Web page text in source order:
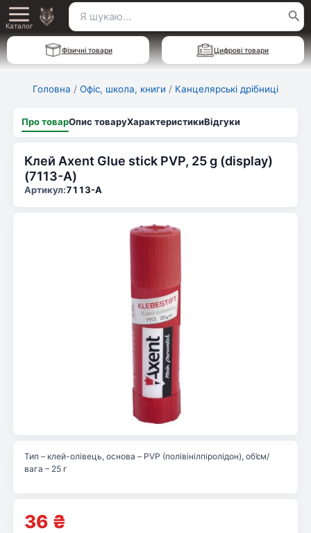
Перейти
до
вмісту
Main
Menu
Каталог
Пошук
для:
Фізичні товари Цифрові товари
Головна / Офіс, школа, книги / Канцелярські дрібниці
Про товарОпис товаруХарактеристикиВідгуки
Клей Axent Glue stick PVP, 25 g (display)
(7113-А)
Артикул:7113-А
36 ₴
Тип – клей-олівець, основа – PVP (полівінілпіролідон), об’єм/
вага – 25 г